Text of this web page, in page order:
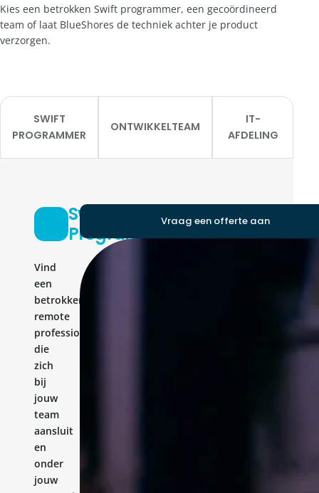
Kies een betrokken Swift programmer, een gecoördineerd
team of laat BlueShores de techniek achter je product
verzorgen.
SWIFT
PROGRAMMER
ONTWIKKELTEAM
IT-
AFDELING
Swift
Programmer
Vind
een
betrokken
remote
professional
die
zich
bij
jouw
team
aansluit
en
onder
jouw
Vraag een offerte aan